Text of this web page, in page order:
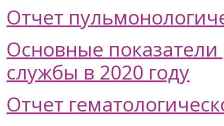
Отчет
Основные
службы в 2020 году
Отчет